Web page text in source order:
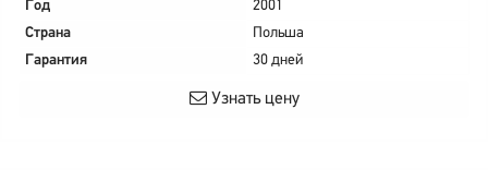
Год
2001
Страна
Польша
Гарантия
30 дней
Узнать цену